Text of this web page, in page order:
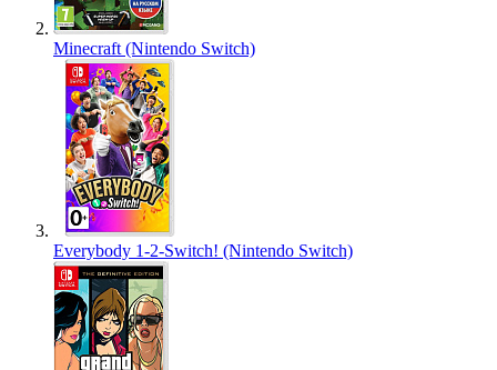
Minecraft (Nintendo Switch)
Everybody 1-2-Switch! (Nintendo Switch)